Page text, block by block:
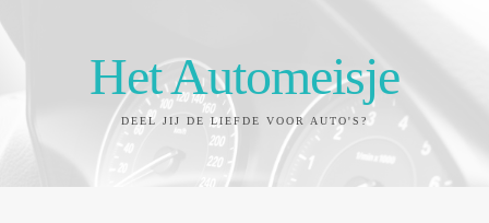
Het Automeisje
DEEL JIJ DE LIEFDE VOOR AUTO'S?